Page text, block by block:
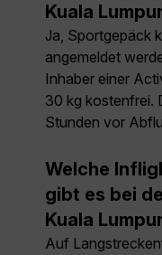
Kuala
Ja, Sportgepäck
angemeldet
Inhaber einer
30 kg kostenfrei.
Stunden vor
Welche
gibt es bei
Kuala
Auf